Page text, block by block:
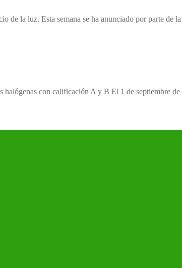
de la luz. Esta semana se ha anunciado por parte de
halógenas con calificación A y B El 1 de septiembre